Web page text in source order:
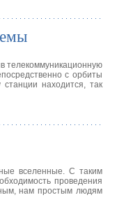
телекоммуникационную
с орбиты
находится, так
вселенные. С таким
проведения
нам простым людям